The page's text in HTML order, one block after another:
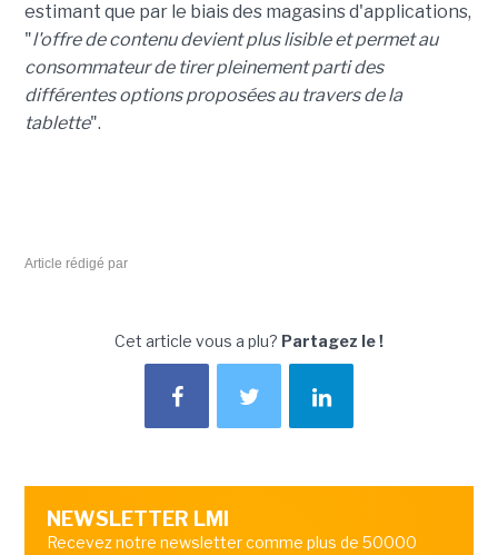
estimant que par le biais des magasins d'applications,
"l'offre de contenu devient plus lisible et permet au
consommateur de tirer pleinement parti des
différentes options proposées au travers de la
tablette".
Article rédigé par
Cet article vous a plu? Partagez le !
NEWSLETTER LMI
Recevez notre newsletter comme plus de 50000